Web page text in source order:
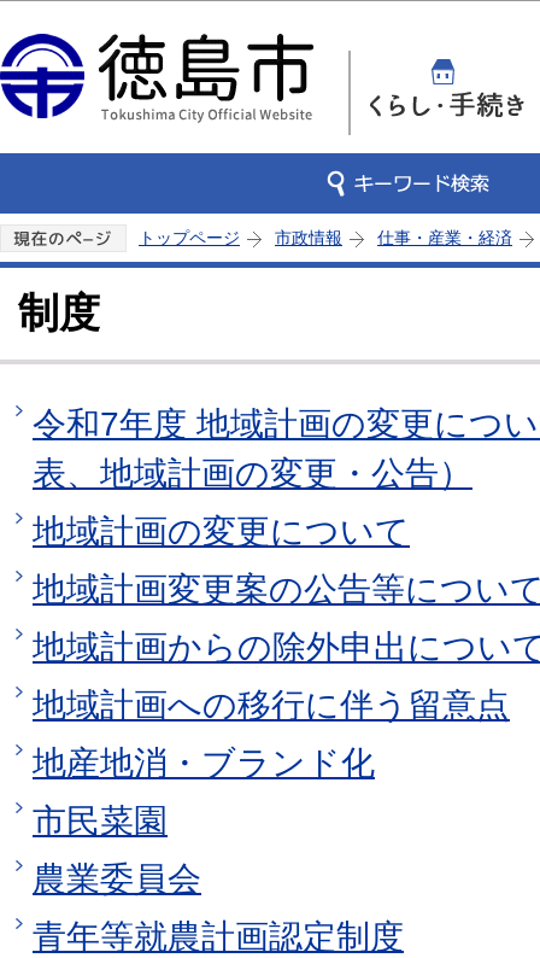
トップページ 市政情報 仕事・産業・経済
制度
令和7年度 地域計画の変更につ
表、地域計画の変更・公告）
地域計画の変更について
地域計画変更案の公告等につい
地域計画からの除外申出につい
地域計画への移行に伴う留意点
地産地消・ブランド化
市民菜園
農業委員会
青年等就農計画認定制度